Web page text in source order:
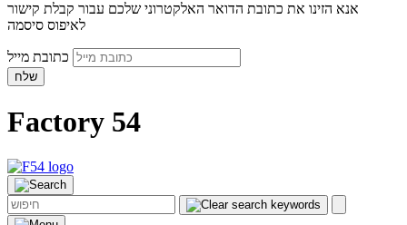
אנא הזינו את כתובת הדואר האלקטרוני שלכם עבור קבלת קישור
לאיפוס סיסמה
שלח
Factory 54